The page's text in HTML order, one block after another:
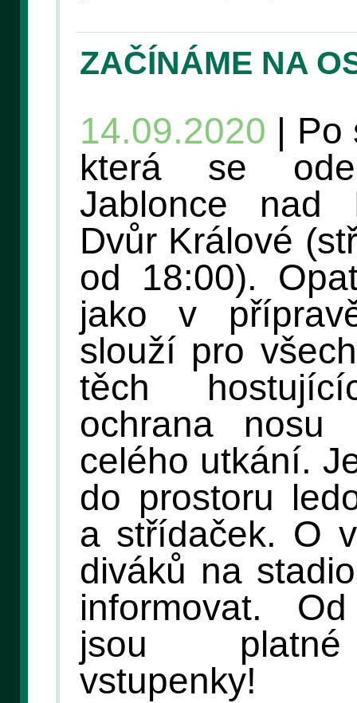
ZAČÍNÁME NA
14.09.2020 | Po
která se
Jablonce nad
Dvůr Králové
od 18:00).
jako v
slouží pro
těch
ochrana
celého utkání.
do prostoru
a střídaček. O
diváků na
informovat.
jsou platné
vstupenky!